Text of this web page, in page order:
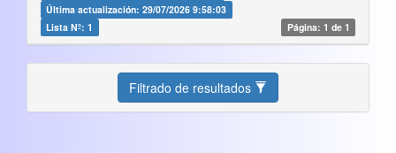
Última actualización: 29/07/2026 9:58:03
Lista Nº: 1
Página: 1 de 1
Filtrado de resultados